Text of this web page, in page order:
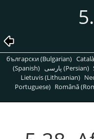
български (Bulgarian)
(Spanish)
پارسی (Persian)
Lietuvis (Lithuanian)
Portuguese) Română